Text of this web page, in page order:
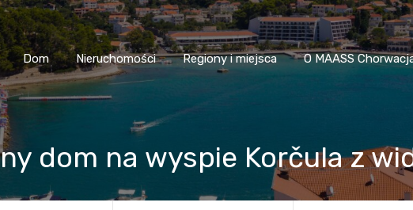
Dom Nieruchomości Regiony i miejsca O MAASS
Dom Nieruchomości Regiony i miejsca O MAASS
dom na wyspie Korčula z